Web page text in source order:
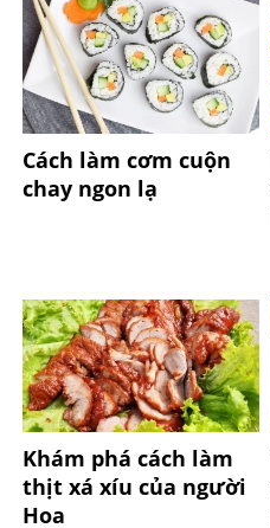
Cách làm cơm cuộn
chay ngon lạ
Khám phá cách làm
thịt xá xíu của người
Hoa